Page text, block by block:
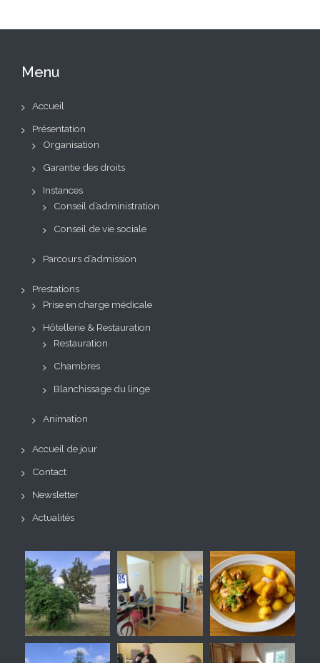
Menu
Accueil
Présentation
Organisation
Garantie des droits
Instances
Conseil d’administration
Conseil de vie sociale
Parcours d’admission
Prestations
Prise en charge médicale
Hôtellerie & Restauration
Restauration
Chambres
Blanchissage du linge
Animation
Accueil de jour
Contact
Newsletter
Actualités